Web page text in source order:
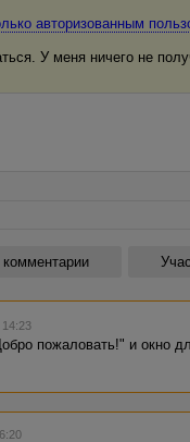
авторизованным
У меня ничего не
пожаловать!" и окно